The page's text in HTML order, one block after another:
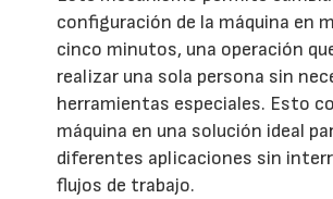
configuración de la máquina en
cinco minutos, una operación
realizar una sola persona sin
herramientas especiales. Esto
máquina en una solución ideal
diferentes aplicaciones sin
flujos de trabajo.